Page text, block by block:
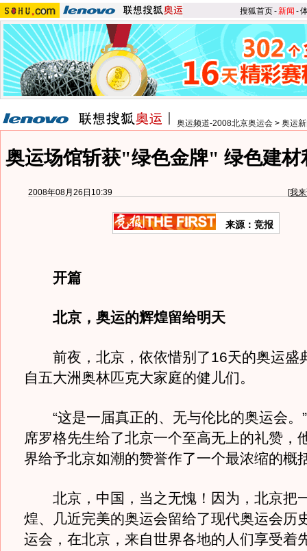
搜狐首页-新闻 -
奥运频道-2008北京奥运会 > 奥运
奥运场馆斩获"绿色金牌" 绿色建材
2008年08月26日10:39 [我
来源：竞报
开篇
北京，奥运的辉煌留给明天
前夜，北京，依依惜别了16天的奥运盛
自五大洲奥林匹克大家庭的健儿们。
“这是一届真正的、无与伦比的奥运会。
席罗格先生给了北京一个至高无上的礼赞，
界给予北京如潮的赞誉作了一个最浓缩的概
北京，中国，当之无愧！因为，北京把
煌、几近完美的奥运会留给了现代奥运会历
运会，在北京，来自世界各地的人们享受着